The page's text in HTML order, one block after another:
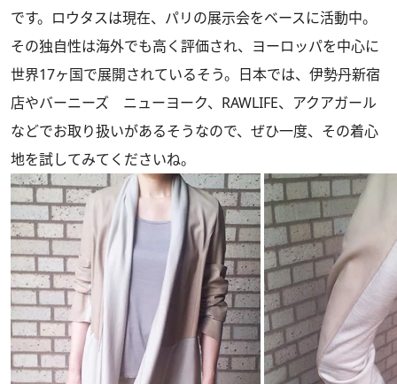
です。ロウタスは現在、パリの展示会をベースに活動中。
その独自性は海外でも高く評価され、ヨーロッパを中心に
世界17ヶ国で展開されているそう。日本では、伊勢丹新宿
店やバーニーズ ニューヨーク、RAWLIFE、アクアガール
などでお取り扱いがあるそうなので、ぜひ一度、その着心
地を試してみてくださいね。